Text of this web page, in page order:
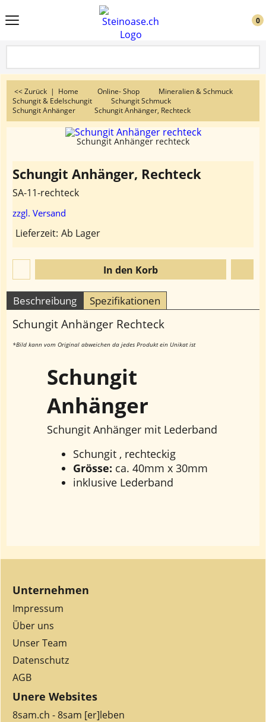
0
<< Zurück | Home Online- Shop
Mineralien & Schmuck
Schungit & Edelschungit
Schungit Schmuck
Schungit Anhänger
Schungit Anhänger, Rechteck
Schungit Anhänger rechteck
Schungit Anhänger, Rechteck
SA-11-rechteck
zzgl. Versand
Lieferzeit: Ab Lager
In den Korb
Beschreibung Spezifikationen
Schungit Anhänger Rechteck
*Bild kann vom Original abweichen da jedes Produkt ein Unikat ist
Schungit
Anhänger
Schungit Anhänger mit Lederband
Schungit , rechteckig
Grösse: ca. 40mm x 30mm
inklusive Lederband
Unternehmen
Impressum
Über uns
Unser Team
Datenschutz
AGB
Unere Websites
8sam.ch - 8sam [er]leben